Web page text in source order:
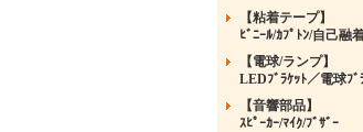
【粘着テープ】
ﾋﾞﾆｰﾙ/ｶﾌﾟﾄﾝ/自己融
【電球/ランプ】
LEDﾌﾞﾗｹｯﾄ／電球ﾌﾞ
【音響部品】
ｽﾋﾟｰｶｰ/ﾏｲｸ/ﾌﾞｻﾞｰ